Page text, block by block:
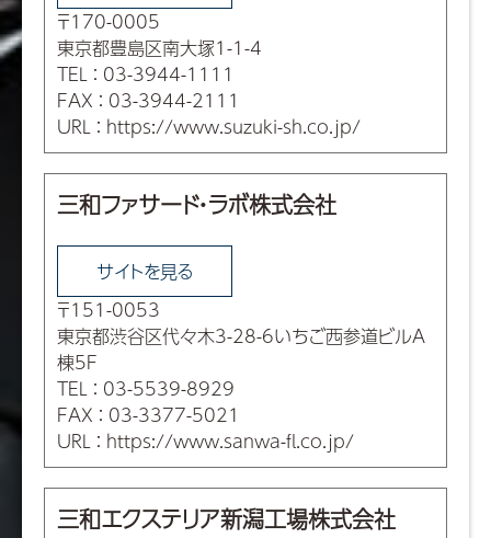
〒170-0005
東京都豊島区南大塚1-1-4
TEL ： 03-3944-1111
FAX ： 03-3944-2111
URL ： https://www.suzuki-sh.co.jp/
三和ファサード・ラボ株式会社
サイトを見る
〒151-0053
東京都渋谷区代々木3-28-6いちご西参道ビルA
棟5F
TEL ： 03-5539-8929
FAX ： 03-3377-5021
URL ： https://www.sanwa-fl.co.jp/
三和エクステリア新潟工場株式会社